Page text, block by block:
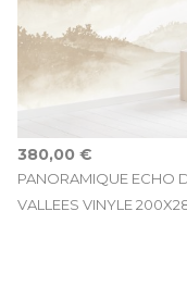
PANORAMIQUE ECHO
VALLEES VINYLE
380,00 €